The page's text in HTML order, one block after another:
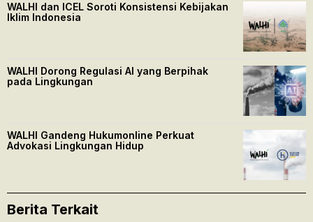
WALHI dan ICEL Soroti Konsistensi Kebijakan
Iklim Indonesia
WALHI Dorong Regulasi AI yang Berpihak
pada Lingkungan
WALHI Gandeng Hukumonline Perkuat
Advokasi Lingkungan Hidup
Berita Terkait